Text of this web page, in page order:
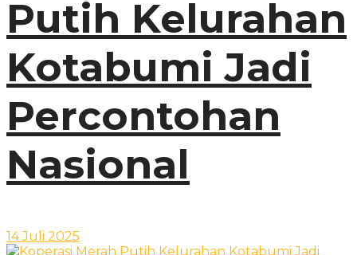
Putih Kelurahan
Kotabumi Jadi
Percontohan
Nasional
14 Juli 2025